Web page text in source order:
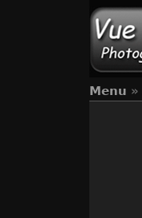
Menu »